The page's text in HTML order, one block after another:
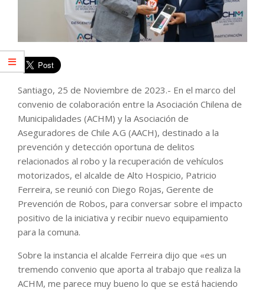
Santiago, 25 de Noviembre de 2023.- En el marco del
convenio de colaboración entre la Asociación Chilena de
Municipalidades (ACHM) y la Asociación de
Aseguradores de Chile A.G (AACH), destinado a la
prevención y detección oportuna de delitos
relacionados al robo y la recuperación de vehículos
motorizados, el alcalde de Alto Hospicio, Patricio
Ferreira, se reunió con Diego Rojas, Gerente de
Prevención de Robos, para conversar sobre el impacto
positivo de la iniciativa y recibir nuevo equipamiento
para la comuna.
Sobre la instancia el alcalde Ferreira dijo que «es un
tremendo convenio que aporta al trabajo que realiza la
ACHM, me parece muy bueno lo que se está haciendo